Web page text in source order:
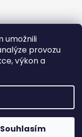
umožnili
provozu
výkon a
Souhlasím
. Všechna